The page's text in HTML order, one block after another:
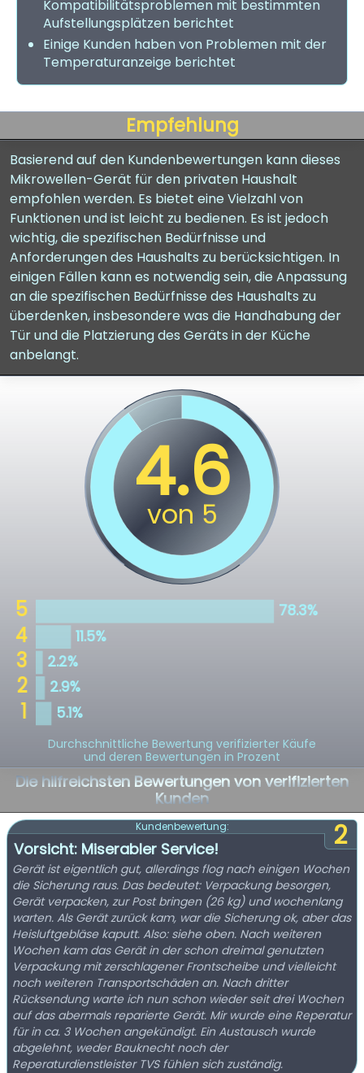
Kompatibilitätsproblemen mit bestimmten
Aufstellungsplätzen berichtet
Einige Kunden haben von Problemen mit der
Temperaturanzeige berichtet
Empfehlung
Basierend auf den Kundenbewertungen kann dieses
Mikrowellen-Gerät für den privaten Haushalt
empfohlen werden. Es bietet eine Vielzahl von
Funktionen und ist leicht zu bedienen. Es ist jedoch
wichtig, die spezifischen Bedürfnisse und
Anforderungen des Haushalts zu berücksichtigen. In
einigen Fällen kann es notwendig sein, die Anpassung
an die spezifischen Bedürfnisse des Haushalts zu
überdenken, insbesondere was die Handhabung der
Tür und die Platzierung des Geräts in der Küche
anbelangt.
Durchschnittliche Bewertung verifizierter Käufe
und deren Bewertungen in Prozent
Die hilfreichsten Bewertungen von verifizierten
Kunden
2
Kundenbewertung:
Vorsicht: Miserabler Service!
Gerät ist eigentlich gut, allerdings flog nach einigen Wochen
die Sicherung raus. Das bedeutet: Verpackung besorgen,
Gerät verpacken, zur Post bringen (26 kg) und wochenlang
warten. Als Gerät zurück kam, war die Sicherung ok, aber das
Heisluftgebläse kaputt. Also: siehe oben. Nach weiteren
Wochen kam das Gerät in der schon dreimal genutzten
Verpackung mit zerschlagener Frontscheibe und vielleicht
noch weiteren Transportschäden an. Nach dritter
Rücksendung warte ich nun schon wieder seit drei Wochen
auf das abermals reparierte Gerät. Mir wurde eine Reperatur
für in ca. 3 Wochen angekündigt. Ein Austausch wurde
abgelehnt, weder Bauknecht noch der
Reperaturdienstleister TVS fühlen sich zuständig.